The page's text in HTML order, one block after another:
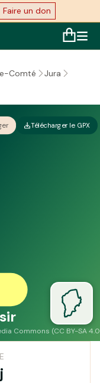
Faire un don
Comté
Jura
Télécharger le GPX
Commons (CC BY-SA